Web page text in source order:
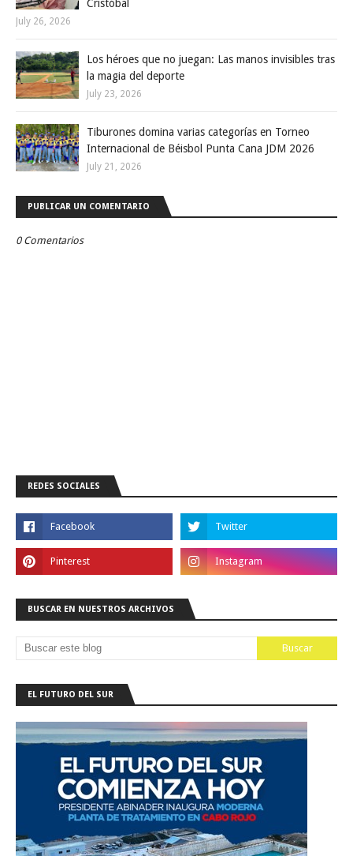
Cristóbal
July 26, 2026
Los héroes que no juegan: Las manos invisibles tras
la magia del deporte
July 23, 2026
Tiburones domina varias categorías en Torneo
Internacional de Béisbol Punta Cana JDM 2026
July 21, 2026
PUBLICAR UN COMENTARIO
0 Comentarios
REDES SOCIALES
BUSCAR EN NUESTROS ARCHIVOS
EL FUTURO DEL SUR